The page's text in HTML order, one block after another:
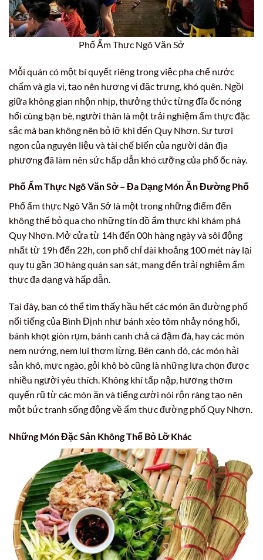
Phố Ẩm Thực Ngô Văn Sở
Mỗi quán có một bí quyết riêng trong việc pha chế nước
chấm và gia vị, tạo nên hương vị đặc trưng, khó quên. Ngồi
giữa không gian nhộn nhịp, thưởng thức từng đĩa ốc nóng
hổi cùng bạn bè, người thân là một trải nghiệm ẩm thực đặc
sắc mà bạn không nên bỏ lỡ khi đến Quy Nhơn. Sự tươi
ngon của nguyên liệu và tài chế biến của người dân địa
phương đã làm nên sức hấp dẫn khó cưỡng của phố ốc này.
Phố Ẩm Thực Ngô Văn Sở – Đa Dạng Món Ăn Đường Phố
Phố ẩm thực Ngô Văn Sở là một trong những điểm đến
không thể bỏ qua cho những tín đồ ẩm thực khi khám phá
Quy Nhơn. Mở cửa từ 14h đến 00h hàng ngày và sôi động
nhất từ 19h đến 22h, con phố chỉ dài khoảng 100 mét này lại
quy tụ gần 30 hàng quán san sát, mang đến trải nghiệm ẩm
thực đa dạng và hấp dẫn.
Tại đây, bạn có thể tìm thấy hầu hết các món ăn đường phố
nổi tiếng của Bình Định như bánh xèo tôm nhảy nóng hổi,
bánh khọt giòn rụm, bánh canh chả cá đậm đà, hay các món
nem nướng, nem lụi thơm lừng. Bên cạnh đó, các món hải
sản khô, mực ngào, gỏi khô bò cũng là những lựa chọn được
nhiều người yêu thích. Không khí tấp nập, hương thơm
quyến rũ từ các món ăn và tiếng cười nói rộn ràng tạo nên
một bức tranh sống động về ẩm thực đường phố Quy Nhơn.
Những Món Đặc Sản Không Thể Bỏ Lỡ Khác